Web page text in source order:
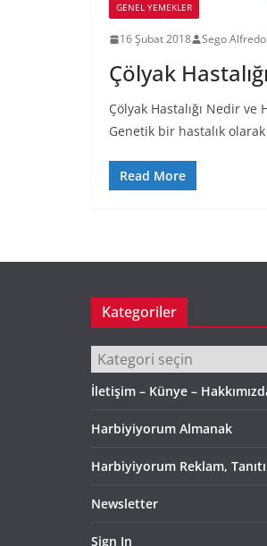
GENEL YEMEKLER
16 Şubat 2018 Sego Alfredo
Çölyak
Çölyak Hastalığı Nedir
Genetik bir hastalık
Read More
Kategoriler
Kategoriler
İletişim – Künye –
Harbiyiyorum Almanak
Harbiyiyorum Reklam,
Newsletter
Sign In